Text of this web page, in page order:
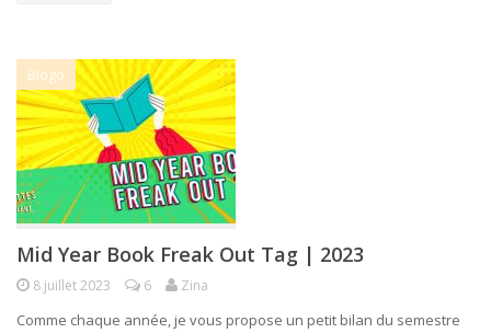
Blogo
Mid Year Book Freak Out Tag | 2023
8 juillet 2023 6 Zina
Comme chaque année, je vous propose un petit bilan du semestre